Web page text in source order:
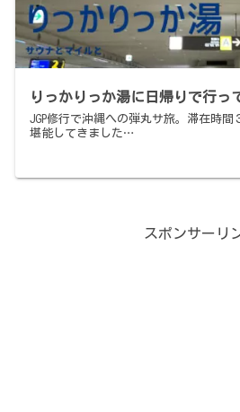
りっかりっか湯に日帰りで行っ
JGP修行で沖縄への弾丸サ旅。滞在時
堪能してきました…
スポンサーリ